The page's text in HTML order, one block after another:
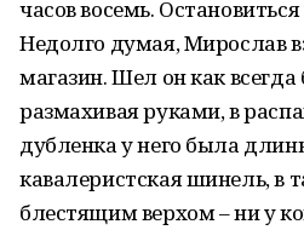
часов восемь.
Недолго думая, Мирослав
магазин. Шел он как
размахивая руками, в
дубленка у него была
кавалеристская шинель, в
блестящим верхом – ни у